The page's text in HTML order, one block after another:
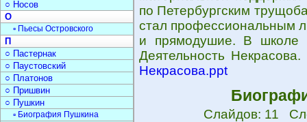
по Петербургским
стал профессиональным
и прямодушие. В школе
Деятельность
Некрасова.ppt
Слайдов: 11
○ Носов
О
▫ Пьесы Островского
П
○ Пастернак
○ Паустовский
○ Платонов
○ Пришвин
○ Пушкин
▫ Биография Пушкина